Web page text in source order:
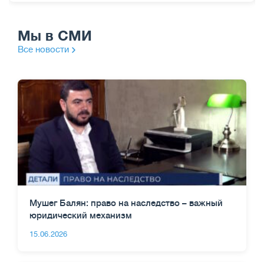
Мы в СМИ
Все новости
Мушег Балян: право на наследство – важный
юридический механизм
15.06.2026